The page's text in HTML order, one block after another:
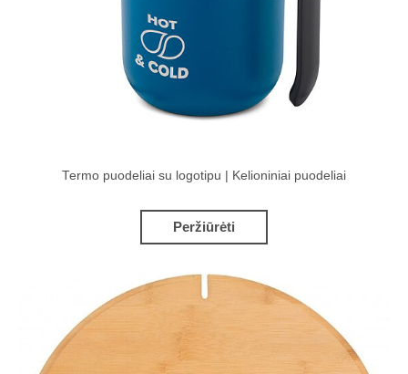
Termo puodeliai su logotipu | Kelioniniai puodeliai
Peržiūrėti